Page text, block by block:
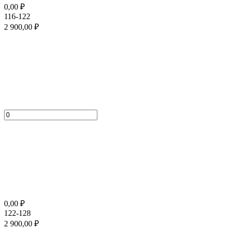
0,00 ₽
116-122
2 900,00 ₽
0,00 ₽
122-128
2 900,00 ₽